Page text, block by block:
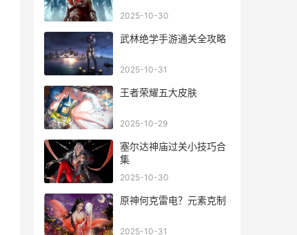
2025-10-30
武林绝学手游通关全攻略
2025-10-31
王者荣耀五大皮肤
2025-10-29
塞尔达神庙过关小技巧合
集
2025-10-30
原神何克雷电？元素克制
2025-10-31